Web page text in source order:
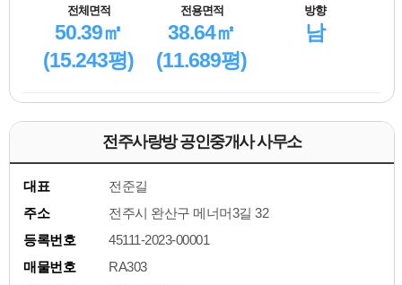
전체면적
50.39㎡
(15.243평)
전용면적
38.64㎡
(11.689평)
방향
남
전주사랑방 공인중개사 사무소
대표
전준길
주소
전주시 완산구 메너머3길 32
등록번호
45111-2023-00001
매물번호
RA303